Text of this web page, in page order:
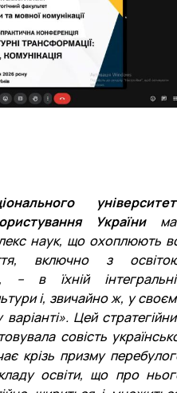
України
наук, що охоплюють
включно з
– в їхній
і, звичайно ж, у
Цей
совість
крізь призму
освіти, що про